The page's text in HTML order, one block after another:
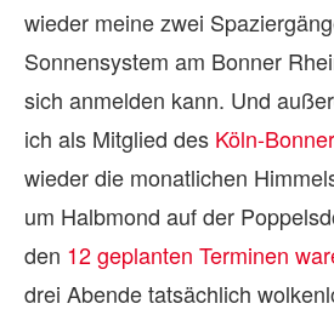
wieder meine zwei
Sonnensystem am Bonner
sich anmelden kann. Und
ich als Mitglied des Köln-
wieder die monatlichen
um Halbmond auf der
den 12 geplanten Terminen
drei Abende tatsächlich